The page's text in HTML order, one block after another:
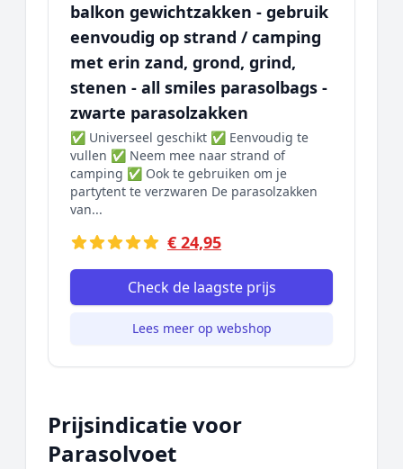
balkon gewichtzakken - gebruik
eenvoudig op strand / camping
met erin zand, grond, grind,
stenen - all smiles parasolbags -
zwarte parasolzakken
✅ Universeel geschikt ✅ Eenvoudig te
vullen ✅ Neem mee naar strand of
camping ✅ Ook te gebruiken om je
partytent te verzwaren De parasolzakken
van...
€ 24,95
Check de laagste prijs
Lees meer op webshop
Prijsindicatie voor
Parasolvoet